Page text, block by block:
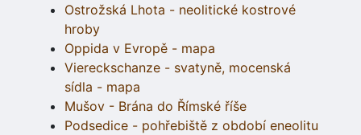
Ostrožská Lhota - neolitické kostrové
hroby
Oppida v Evropě - mapa
Viereckschanze - svatyně, mocenská
sídla - mapa
Mušov - Brána do Římské říše
Podsedice - pohřebiště z období eneolitu